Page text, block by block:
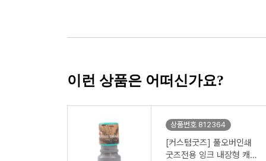
이런 상품은 어떠신가요?
상품번호 812364
[커스텀굿즈] 풀오버인쇄
굿즈전용 잉크 내장형 캐릭